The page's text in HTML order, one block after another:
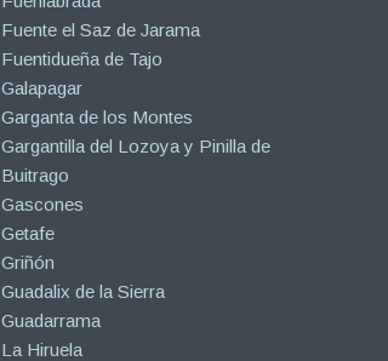
Fuente el Saz de Jarama
Fuentidueña de Tajo
Galapagar
Garganta de los Montes
Gargantilla del Lozoya y Pinilla de
Buitrago
Gascones
Getafe
Griñón
Guadalix de la Sierra
Guadarrama
La Hiruela